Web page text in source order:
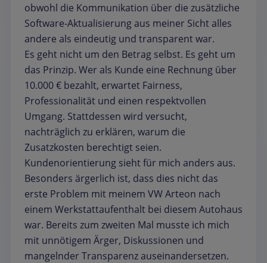
obwohl die Kommunikation über die zusätzliche
Software-Aktualisierung aus meiner Sicht alles
andere als eindeutig und transparent war.
Es geht nicht um den Betrag selbst. Es geht um
das Prinzip. Wer als Kunde eine Rechnung über
10.000 € bezahlt, erwartet Fairness,
Professionalität und einen respektvollen
Umgang. Stattdessen wird versucht,
nachträglich zu erklären, warum die
Zusatzkosten berechtigt seien.
Kundenorientierung sieht für mich anders aus.
Besonders ärgerlich ist, dass dies nicht das
erste Problem mit meinem VW Arteon nach
einem Werkstattaufenthalt bei diesem Autohaus
war. Bereits zum zweiten Mal musste ich mich
mit unnötigem Ärger, Diskussionen und
mangelnder Transparenz auseinandersetzen.